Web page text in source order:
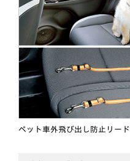
ペット車外飛び出し防止リード